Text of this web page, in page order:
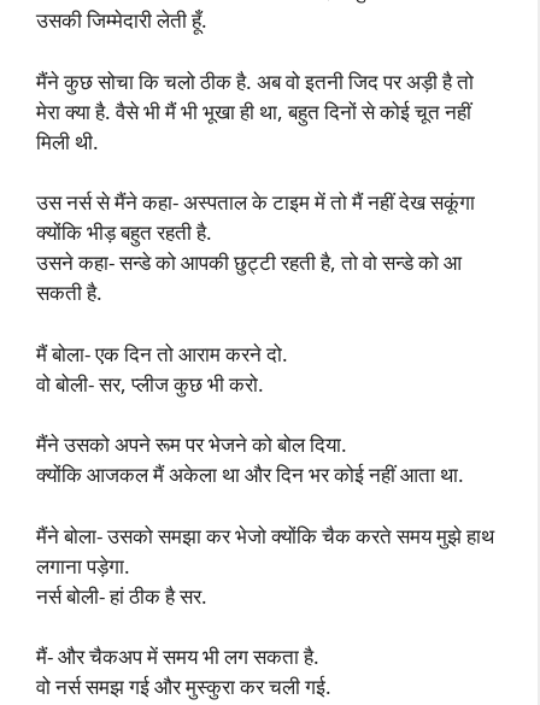
उसकी जिम्मेदारी लेती हूँ.
मैंने कुछ सोचा कि चलो ठीक है. अब वो इतनी जिद पर अड़ी है तो
मेरा क्या है. वैसे भी मैं भी भूखा ही था, बहुत दिनों से कोई चूत नहीं
मिली थी.
उस नर्स से मैंने कहा- अस्पताल के टाइम में तो मैं नहीं देख सकूंगा
क्योंकि भीड़ बहुत रहती है.
उसने कहा- सन्डे को आपकी छुट्टी रहती है, तो वो सन्डे को आ
सकती है.
मैं बोला- एक दिन तो आराम करने दो.
वो बोली- सर, प्लीज कुछ भी करो.
मैंने उसको अपने रूम पर भेजने को बोल दिया.
क्योंकि आजकल मैं अकेला था और दिन भर कोई नहीं आता था.
मैंने बोला- उसको समझा कर भेजो क्योंकि चैक करते समय मुझे हाथ
लगाना पड़ेगा.
नर्स बोली- हां ठीक है सर.
मैं- और चैकअप में समय भी लग सकता है.
वो नर्स समझ गई और मुस्कुरा कर चली गई.